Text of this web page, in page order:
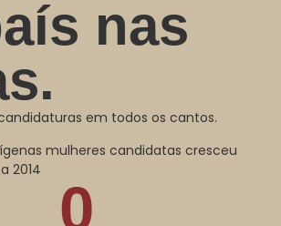
nas
em todos os cantos.
mulheres candidatas cresceu
2014
0